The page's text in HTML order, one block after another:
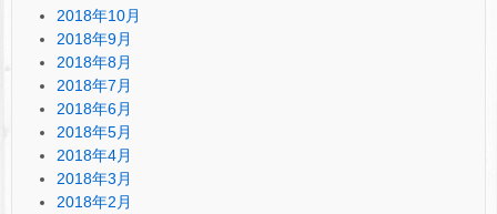
2018年10月
2018年9月
2018年8月
2018年7月
2018年6月
2018年5月
2018年4月
2018年3月
2018年2月